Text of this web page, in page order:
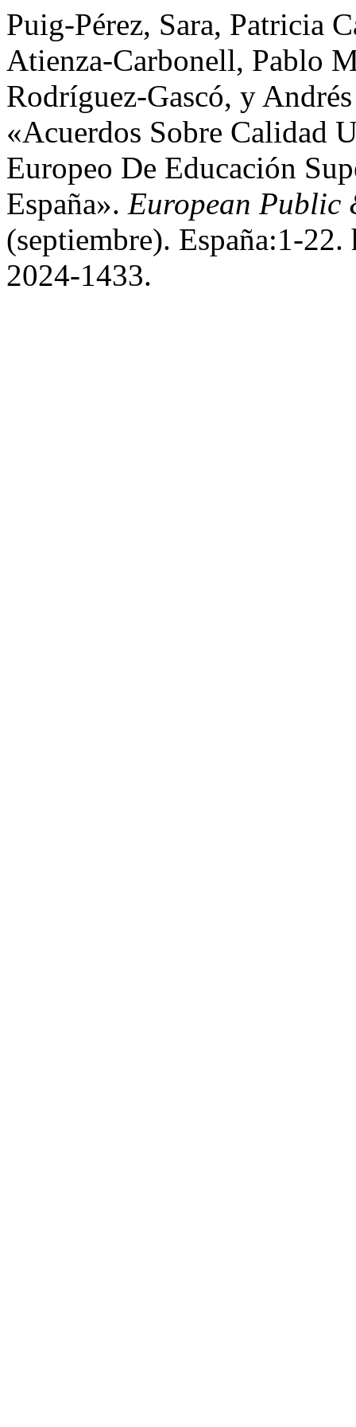
Puig-Pérez, Sara, Patricia
Atienza-Carbonell, Pablo
Rodríguez-Gascó, y
«Acuerdos Sobre Calidad
Europeo De Educación
España». European Public
(septiembre). España:1-
2024-1433.